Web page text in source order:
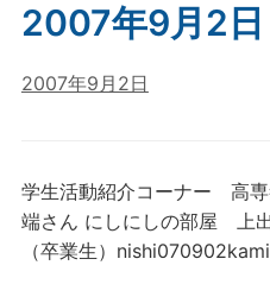
2007年9月2
2007年9月2日
学生活動紹介コーナー 高
端さん にしにしの部屋 上
（卒業生）